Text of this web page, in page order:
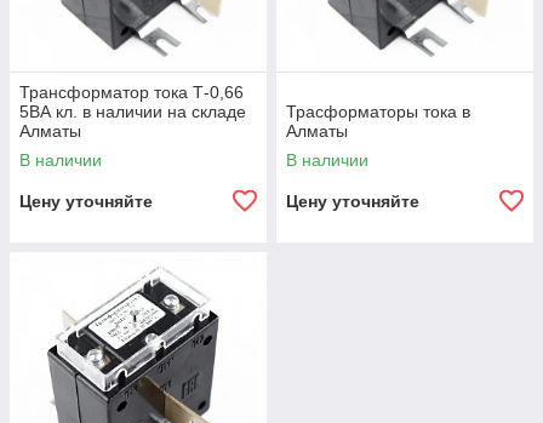
Трансформатор тока Т-0,66
5ВА кл. в наличии на складе
Алматы
В наличии
Цену уточняйте
Трасформаторы тока в
Алматы
В наличии
Цену уточняйте